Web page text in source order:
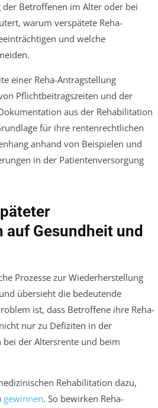
Betroffenen im Alter oder bei
warum verspätete Reha-
und welche
einer Reha-Antragstellung
Pflichtbeitragszeiten und der
aus der Rehabilitation
für ihre rentenrechtlichen
anhand von Beispielen und
in der Patientenversorgung
Gesundheit und
Prozesse zur Wiederherstellung
übersieht die bedeutende
ist, dass Betroffene ihre Reha-
nur zu Defiziten in der
bei der Altersrente und beim
Rehabilitation dazu,
gewinnen. So bewirken Reha-